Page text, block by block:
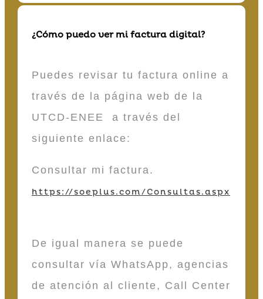
¿Cómo puedo ver mi factura digital?
Puedes revisar tu factura online a
través de la página web de la
UTCD-ENEE a través del
siguiente enlace:
Consultar mi factura.
https://soeplus.com/Consultas.aspx
De igual manera se puede
consultar vía WhatsApp, agencias
de atención al cliente, Call Center